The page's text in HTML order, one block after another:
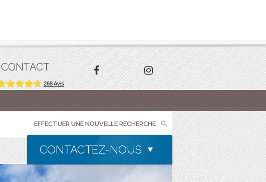
CONTACT
EFFECTUER UNE NOUVELLE RECHERCHE
CONTACTEZ-NOUS